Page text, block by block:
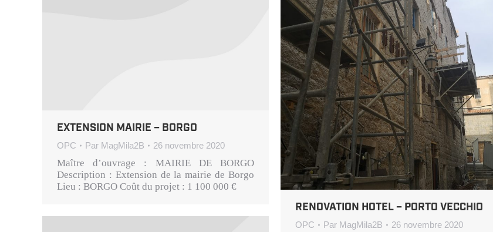
EXTENSION MAIRIE – BORGO
OPC Par MagMila2B 26 novembre 2020
Maître d’ouvrage : MAIRIE DE BORGO
Description : Extension de la mairie de Borgo
Lieu : BORGO Coût du projet : 1 100 000 €
RENOVATION HOTEL – PORTO VECCHIO
OPC Par MagMila2B 26 novembre 2020